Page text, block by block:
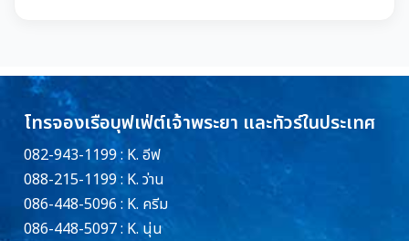
โทรจองเรือบุฟเฟ่ต์เจ้าพระยา และทัวร์ในประเทศ
082-943-1199 : K. อีฟ
088-215-1199 : K. ว่าน
086-448-5096 : K. ครีม
086-448-5097 : K. นุ่น